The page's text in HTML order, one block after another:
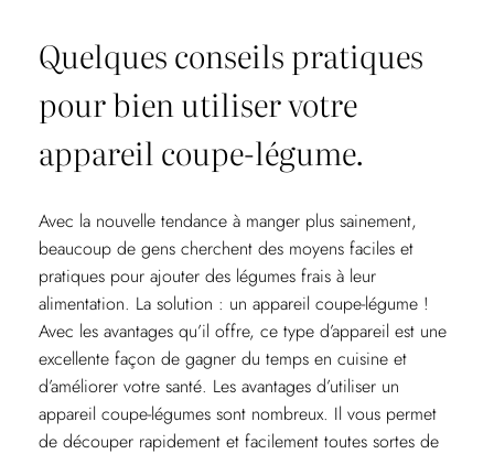
Quelques conseils pratiques
pour bien utiliser votre
appareil coupe-légume.
Avec la nouvelle tendance à manger plus sainement,
beaucoup de gens cherchent des moyens faciles et
pratiques pour ajouter des légumes frais à leur
alimentation. La solution : un appareil coupe-légume !
Avec les avantages qu’il offre, ce type d’appareil est une
excellente façon de gagner du temps en cuisine et
d’améliorer votre santé. Les avantages d’utiliser un
appareil coupe-légumes sont nombreux. Il vous permet
de découper rapidement et facilement toutes sortes de